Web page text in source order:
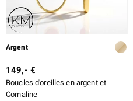
Argent
149,- €
Boucles d'oreilles en argent et
Cornaline